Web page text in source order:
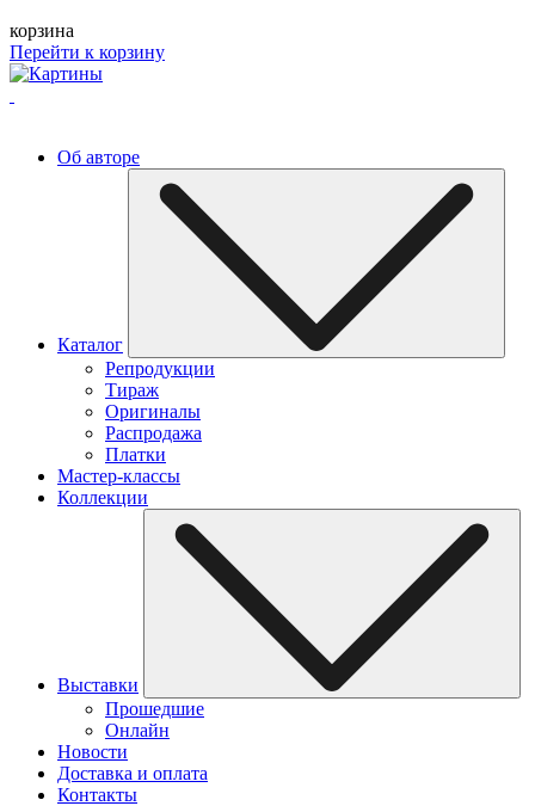
корзина
Перейти к корзину
Об авторе
Каталог
Репродукции
Тираж
Оригиналы
Распродажа
Платки
Мастер-классы
Коллекции
Выставки
Прошедшие
Онлайн
Новости
Доставка и оплата
Контакты